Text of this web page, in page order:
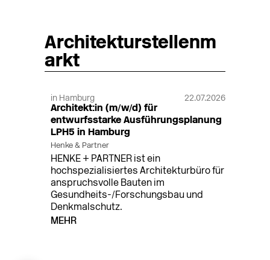
Architekturstellenm
arkt
in Hamburg 22.07.2026
Architekt:in (m/w/d) für
entwurfsstarke Ausführungsplanung
LPH5 in Hamburg
Henke & Partner
HENKE + PARTNER ist ein
hochspezialisiertes Architekturbüro für
anspruchsvolle Bauten im
Gesundheits-/Forschungsbau und
Denkmalschutz.
MEHR